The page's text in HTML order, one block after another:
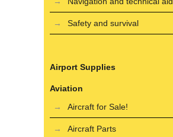
Safety and survival
Airport Supplies
Aviation
Aircraft for Sale!
Aircraft Parts